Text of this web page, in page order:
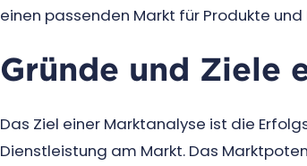
einen passenden Markt für Produkte
Gründe und Ziele
Das Ziel einer Marktanalyse ist die
Dienstleistung am Markt. Das